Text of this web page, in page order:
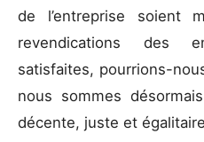
de l’entreprise soient
revendications des
satisfaites, pourrions-
nous sommes
décente, juste et